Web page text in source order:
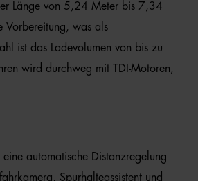
Länge von 5,24 Meter bis 7,34
Vorbereitung, was als
ist das Ladevolumen von bis zu
wird durchweg mit TDI-Motoren,
automatische Distanzregelung
Spurhalteassistent und